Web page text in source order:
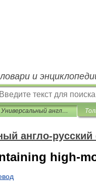
и
Универсальный англо-русский словарь
англо-русский
high-